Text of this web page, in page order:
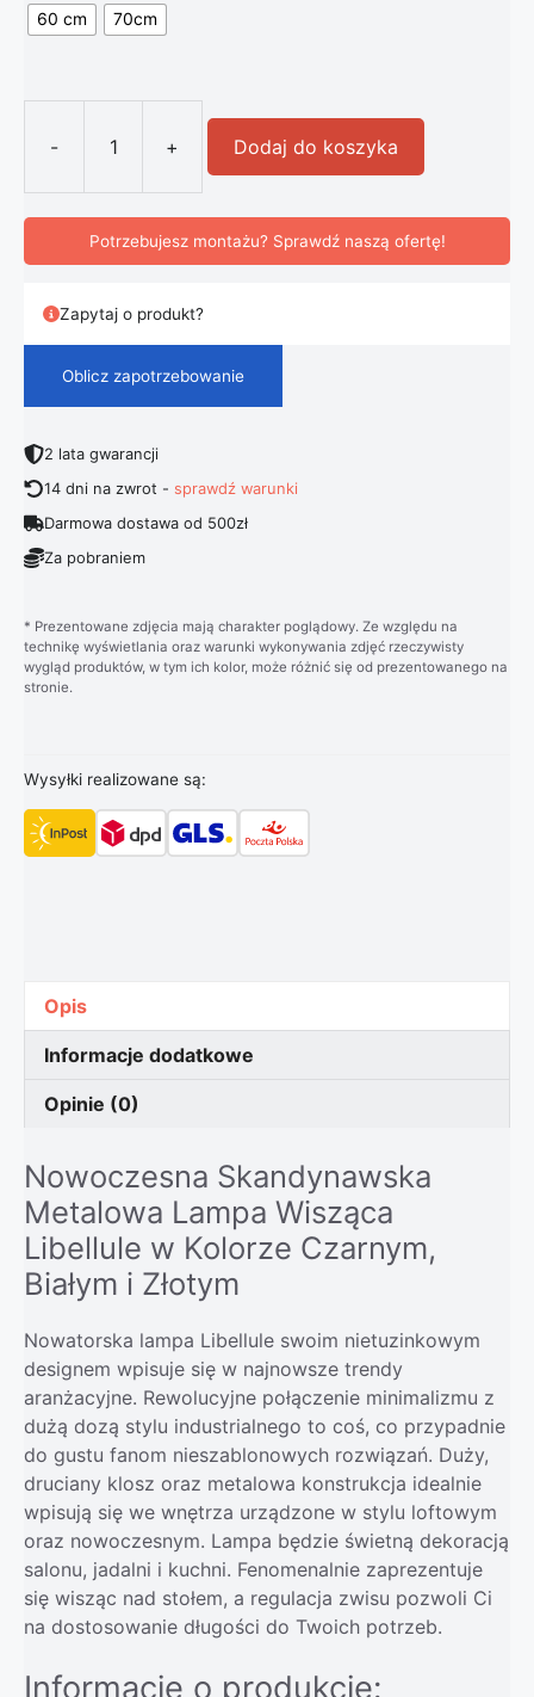
60 cm 70cm
-
ilość Nowoczesna Sufitowa
+ Dodaj do koszyka
Potrzebujesz montażu? Sprawdź naszą ofertę!
Zapytaj o produkt?
Oblicz zapotrzebowanie
2 lata gwarancji
14 dni na zwrot -sprawdź warunki
Darmowa dostawa od 500zł
Za pobraniem
* Prezentowane zdjęcia mają charakter poglądowy. Ze względu na
technikę wyświetlania oraz warunki wykonywania zdjęć rzeczywisty
wygląd produktów, w tym ich kolor, może różnić się od prezentowanego na
stronie.
Wysyłki realizowane są:
Opis
Informacje dodatkowe
Opinie (0)
Nowoczesna Skandynawska
Metalowa Lampa Wisząca
Libellule w Kolorze Czarnym,
Białym i Złotym
Nowatorska lampa Libellule swoim nietuzinkowym
designem wpisuje się w najnowsze trendy
aranżacyjne. Rewolucyjne połączenie minimalizmu z
dużą dozą stylu industrialnego to coś, co przypadnie
do gustu fanom nieszablonowych rozwiązań. Duży,
druciany klosz oraz metalowa konstrukcja idealnie
wpisują się we wnętrza urządzone w stylu loftowym
oraz nowoczesnym. Lampa będzie świetną dekoracją
salonu, jadalni i kuchni. Fenomenalnie zaprezentuje
się wisząc nad stołem, a regulacja zwisu pozwoli Ci
na dostosowanie długości do Twoich potrzeb.
Informacje o produkcie: